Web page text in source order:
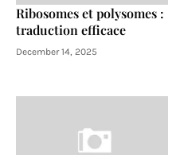
Ribosomes et polysomes :
traduction efficace
December 14, 2025